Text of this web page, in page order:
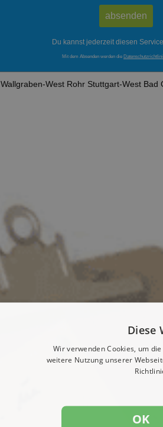
Du kannst jederzeit diesen
Mit dem Absenden werden die
Wallgraben-West Rohr Stuttgart-West Bad
Diese
Wir verwenden Cookies, um
weitere Nutzung unserer
OK